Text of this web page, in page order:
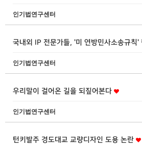
인기법연구센터
국내외 IP 전문가들, '미 연방민사소송규칙
인기법연구센터
우리말이 걸어온 길을 되짚어본다
인기법연구센터
턴키발주 경도대교 교량디자인 도용 논란